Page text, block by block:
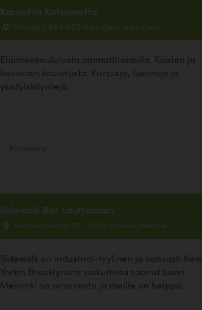
Karvoihin Katsomatta
Ullantie 2 B6 01900 Nurmijärvi, Nurmijärvi
Eläintenkoulutusta ammattitaidolla. Koirien ja
hevosten koulutusta. Kursseja, luentoja ja
yksityiskäyntejä.
Sidewalk Bar Lauttasaari
Lauttasaarentie 25 , 00100 Helsinki, Helsinki
Sidewalk on industrial-tyylinen ja vahvasti New
Yorkin Brooklynista vaikutteita saanut baari.
Meininki on aina rento ja meille on helppo...